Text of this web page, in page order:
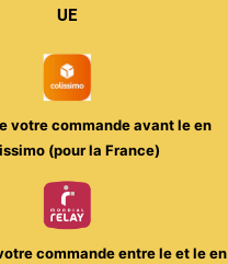
UE
votre commande avant leen
(pour la France)
commande entre leet leen